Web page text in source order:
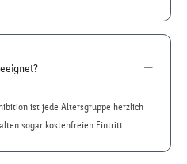
ist jede Altersgruppe herzlich
sogar kostenfreien Eintritt.